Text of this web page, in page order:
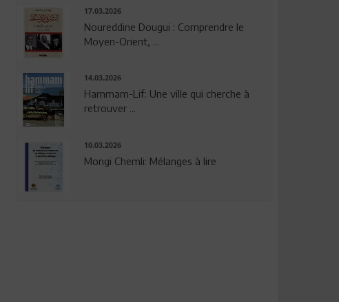
17.03.2026
Noureddine Dougui : Comprendre le
Moyen-Orient, ...
14.03.2026
Hammam-Lif: Une ville qui cherche à
retrouver ...
10.03.2026
Mongi Chemli: Mélanges à lire